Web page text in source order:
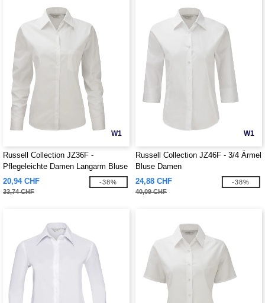
W1
Russell Collection JZ36F -
Pflegeleichte Damen Langarm Bluse
aus Baumwolle
20,94 CHF
33,74 CHF
-38%
W1
Russell Collection JZ46F - 3/4 Ärmel
Bluse Damen
24,88 CHF
40,09 CHF
-38%